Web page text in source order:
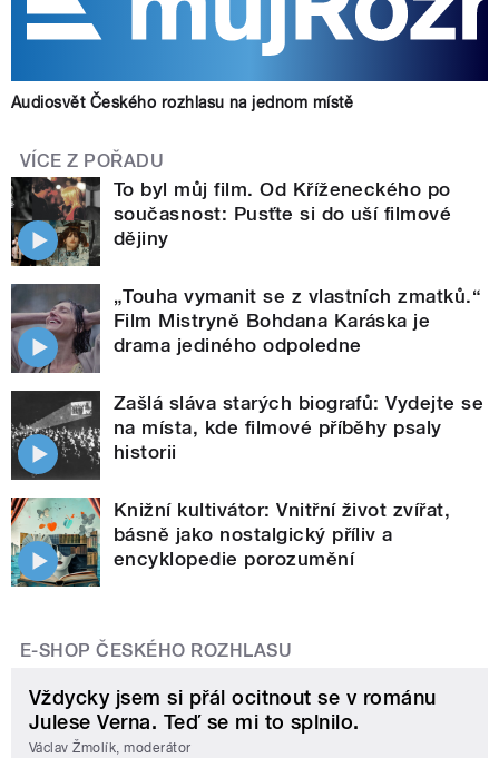
Audiosvět Českého rozhlasu na jednom místě
VÍCE Z POŘADU
To byl můj film. Od Kříženeckého po
současnost: Pusťte si do uší filmové
dějiny
„Touha vymanit se z vlastních zmatků.“
Film Mistryně Bohdana Karáska je
drama jediného odpoledne
Zašlá sláva starých biografů: Vydejte se
na místa, kde filmové příběhy psaly
historii
Knižní kultivátor: Vnitřní život zvířat,
básně jako nostalgický příliv a
encyklopedie porozumění
E-SHOP ČESKÉHO ROZHLASU
Vždycky jsem si přál ocitnout se v románu
Julese Verna. Teď se mi to splnilo.
Václav Žmolík, moderátor